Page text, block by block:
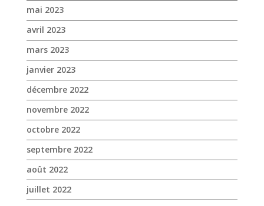
novembre 2022
octobre 2022
septembre 2022
août 2022
juillet 2022
juin 2022
mai 2022
avril 2022
mars 2022
février 2022